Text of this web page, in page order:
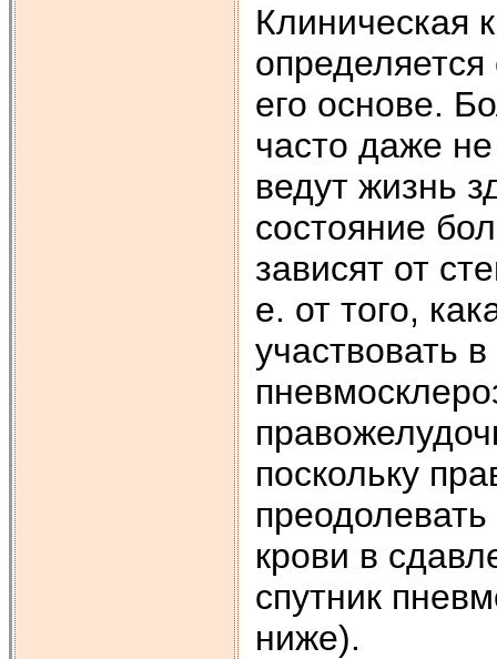
Клиническая
его основе.
часто даже
ведут жизнь
состояние
зависят от
е. от того,
участвовать
поскольку
крови в
спутник
ниже).